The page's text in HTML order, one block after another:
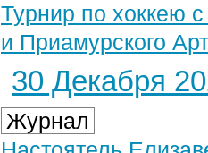
Турнир по хоккею
и Приамурского
30 Декабря
Журнал